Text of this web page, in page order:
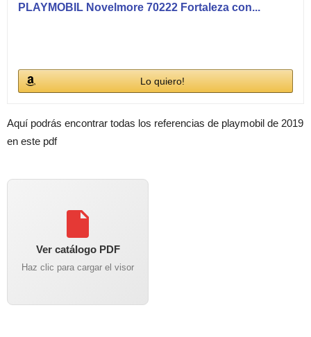
PLAYMOBIL Novelmore 70222 Fortaleza con...
Lo quiero!
Aquí podrás encontrar todas los referencias de playmobil de 2019
en este pdf
Ver catálogo PDF
Haz clic para cargar el visor